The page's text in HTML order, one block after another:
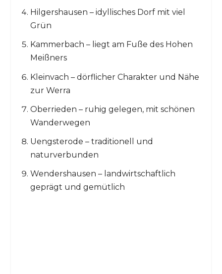
Hilgershausen – idyllisches Dorf mit viel
Grün
Kammerbach – liegt am Fuße des Hohen
Meißners
Kleinvach – dörflicher Charakter und Nähe
zur Werra
Oberrieden – ruhig gelegen, mit schönen
Wanderwegen
Uengsterode – traditionell und
naturverbunden
Wendershausen – landwirtschaftlich
geprägt und gemütlich